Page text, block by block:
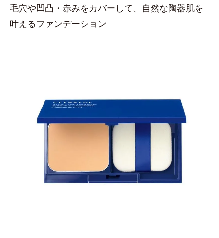
毛穴や凹凸・赤みをカバーして、自然な陶器肌を
叶えるファンデーション